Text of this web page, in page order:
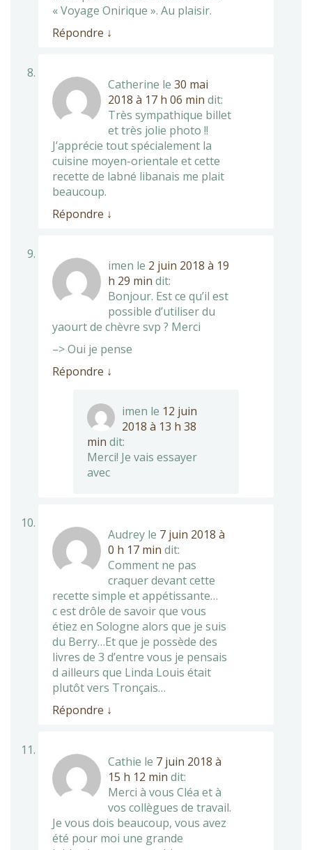
« Voyage Onirique ». Au plaisir.
Répondre ↓
Catherine le 30 mai
2018 à 17 h 06 min dit:
Très sympathique billet
et très jolie photo !!
J’apprécie tout spécialement la
cuisine moyen-orientale et cette
recette de labné libanais me plait
beaucoup.
Répondre ↓
imen le 2 juin 2018 à 19
h 29 min dit:
Bonjour. Est ce qu’il est
possible d’utiliser du
yaourt de chèvre svp ? Merci
–> Oui je pense
Répondre ↓
imen le 12 juin
2018 à 13 h 38
min dit:
Merci! Je vais essayer
avec
Audrey le 7 juin 2018 à
0 h 17 min dit:
Comment ne pas
craquer devant cette
recette simple et appétissante…
c est drôle de savoir que vous
étiez en Sologne alors que je suis
du Berry…Et que je possède des
livres de 3 d’entre vous je pensais
d ailleurs que Linda Louis était
plutôt vers Tronçais…
Répondre ↓
Cathie le 7 juin 2018 à
15 h 12 min dit:
Merci à vous Cléa et à
vos collègues de travail.
Je vous dois beaucoup, vous avez
été pour moi une grande